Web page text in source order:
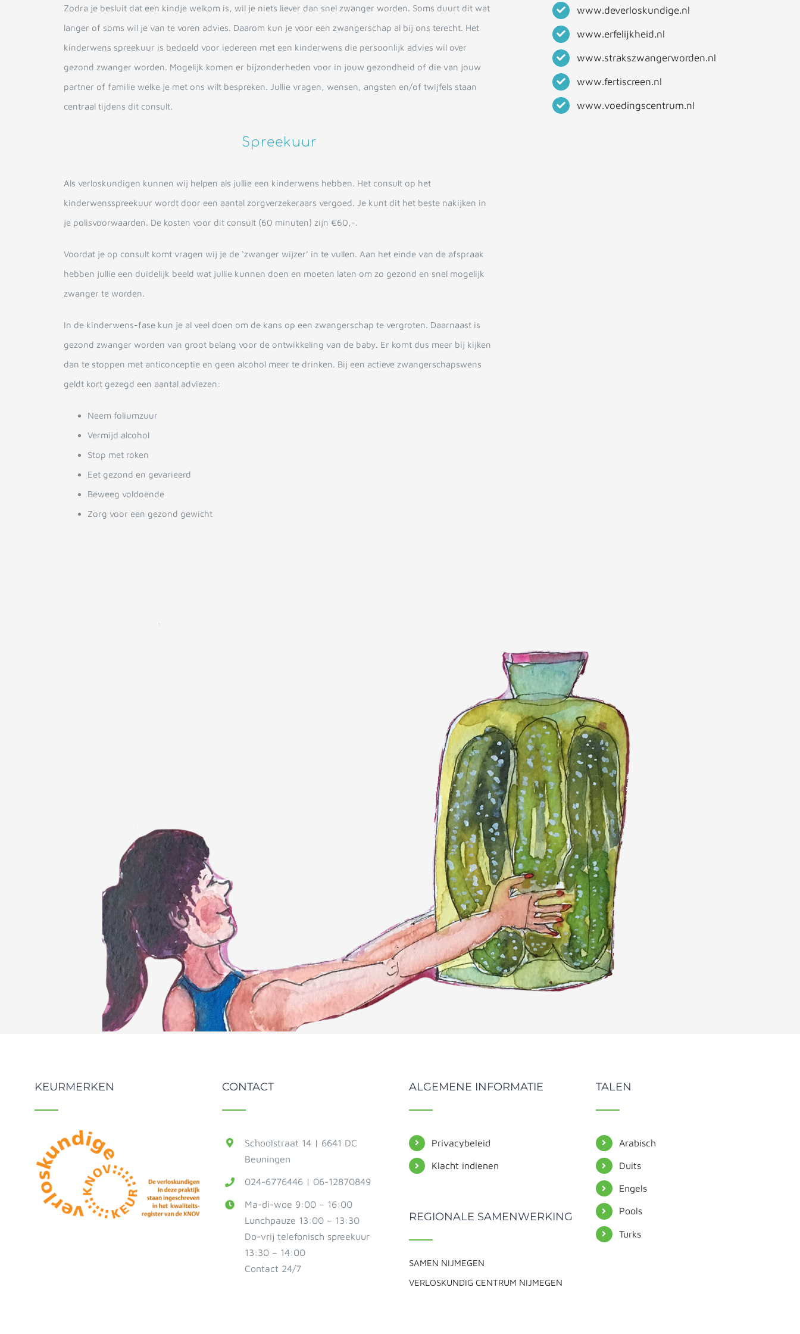
Zodra je besluit dat een kindje welkom is, wil je niets liever dan snel zwanger worden. Soms duurt dit wat
langer of soms wil je van te voren advies. Daarom kun je voor een zwangerschap al bij ons terecht. Het
kinderwens spreekuur is bedoeld voor iedereen met een kinderwens die persoonlijk advies wil over
gezond zwanger worden. Mogelijk komen er bijzonderheden voor in jouw gezondheid of die van jouw
partner of familie welke je met ons wilt bespreken. Jullie vragen, wensen, angsten en/of twijfels staan
centraal tijdens dit consult.
Spreekuur
Als verloskundigen kunnen wij helpen als jullie een kinderwens hebben. Het consult op het
kinderwensspreekuur wordt door een aantal zorgverzekeraars vergoed. Je kunt dit het beste nakijken in
je polisvoorwaarden. De kosten voor dit consult (60 minuten) zijn €60,-.
Voordat je op consult komt vragen wij je de ‘zwanger wijzer’ in te vullen. Aan het einde van de afspraak
hebben jullie een duidelijk beeld wat jullie kunnen doen en moeten laten om zo gezond en snel mogelijk
zwanger te worden.
In de kinderwens-fase kun je al veel doen om de kans op een zwangerschap te vergroten. Daarnaast is
gezond zwanger worden van groot belang voor de ontwikkeling van de baby. Er komt dus meer bij kijken
dan te stoppen met anticonceptie en geen alcohol meer te drinken. Bij een actieve zwangerschapswens
geldt kort gezegd een aantal adviezen:
Neem foliumzuur
Vermijd alcohol
Stop met roken
Eet gezond en gevarieerd
Beweeg voldoende
Zorg voor een gezond gewicht
www.deverloskundige.nl
www.erfelijkheid.nl
www.strakszwangerworden.nl
www.fertiscreen.nl
www.voedingscentrum.nl
KEURMERKEN CONTACT
Schoolstraat 14 | 6641 DC
Beuningen
024-6776446 | 06-12870849
Ma-di-woe 9:00 – 16:00
Lunchpauze 13:00 – 13:30
Do-vrij telefonisch spreekuur
13:30 – 14:00
Contact 24/7
ALGEMENE INFORMATIE
Privacybeleid
Klacht indienen
REGIONALE SAMENWERKING
SAMEN NIJMEGEN
VERLOSKUNDIG CENTRUM NIJMEGEN
TALEN
Arabisch
Duits
Engels
Pools
Turks